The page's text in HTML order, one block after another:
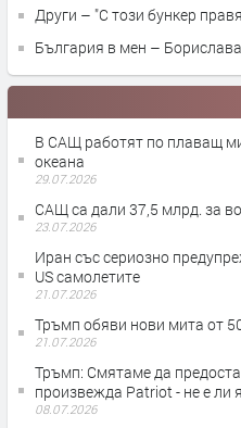
Други – "С този бункер
България в мен –
В САЩ работят по плаващ
океана
29.07.2026
САЩ са дали 37,5 млрд. за
23.07.2026
Иран със сериозно
US самолетите
21.07.2026
Тръмп обяви нови мита от
21.07.2026
Тръмп: Смятаме да
произвежда Patriot - не е ли
08.07.2026